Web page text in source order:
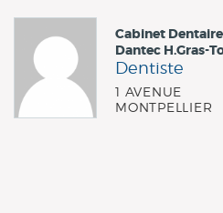
Cabinet
Dantec H.Gras-
Dentiste
1 AVENUE
MONTPELLIER